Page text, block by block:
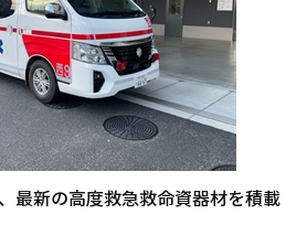
最新の高度救急救命資器材を積載